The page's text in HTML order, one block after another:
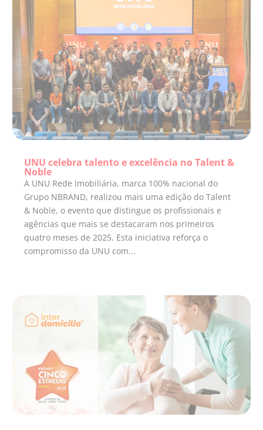
UNU celebra talento e excelência no Talent &
Noble
A UNU Rede Imobiliária, marca 100% nacional do
Grupo NBRAND, realizou mais uma edição do Talent
& Noble, o evento que distingue os profissionais e
agências que mais se destacaram nos primeiros
quatro meses de 2025. Esta iniciativa reforça o
compromisso da UNU com...